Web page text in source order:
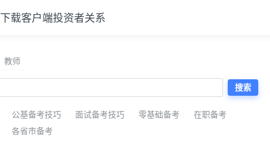
下载客户端投资者关系
教师
搜索
公基备考技巧 面试备考技巧 零基础备考
在职备考
各省市备考